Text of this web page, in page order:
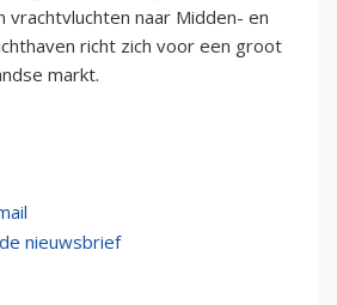
vrachtvluchten naar Midden- en
richt zich voor een groot
markt.
nieuwsbrief